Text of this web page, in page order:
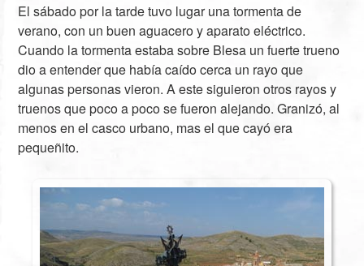
El sábado por la tarde tuvo lugar una tormenta de
verano, con un buen aguacero y aparato eléctrico.
Cuando la tormenta estaba sobre Blesa un fuerte trueno
dio a entender que había caído cerca un rayo que
algunas personas vieron. A este siguieron otros rayos y
truenos que poco a poco se fueron alejando. Granizó, al
menos en el casco urbano, mas el que cayó era
pequeñito.